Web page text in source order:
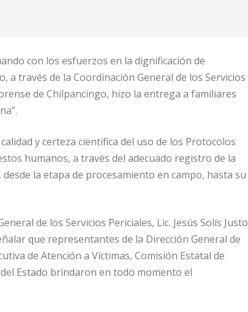
con los esfuerzos en la dignificación de
a través de la Coordinación General de los Servicios
de Chilpancingo, hizo la entrega a familiares
y certeza científica del uso de los Protocolos
humanos, a través del adecuado registro de la
la etapa de procesamiento en campo, hasta su
de los Servicios Periciales, Lic. Jesús Solís Justo
que representantes de la Dirección General de
de Atención a Víctimas, Comisión Estatal de
Estado brindaron en todo momento el